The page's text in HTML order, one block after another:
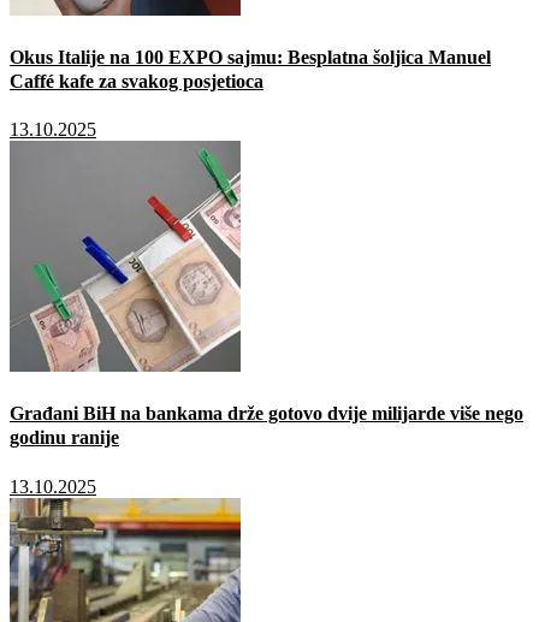
Okus Italije na 100 EXPO sajmu: Besplatna šoljica Manuel
Caffé kafe za svakog posjetioca
13.10.2025
Građani BiH na bankama drže gotovo dvije milijarde više nego
godinu ranije
13.10.2025